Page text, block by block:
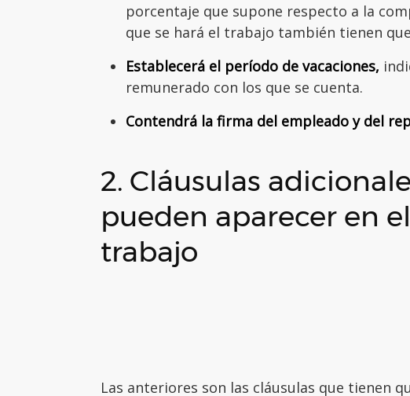
porcentaje que supone respecto a la
que se hará el trabajo también tienen
Establecerá el período de vacaciones,
remunerado con los que se cuenta.
Contendrá la firma del empleado y del
2. Cláusulas
pueden aparecer en
trabajo
Las anteriores son las cláusulas que tienen